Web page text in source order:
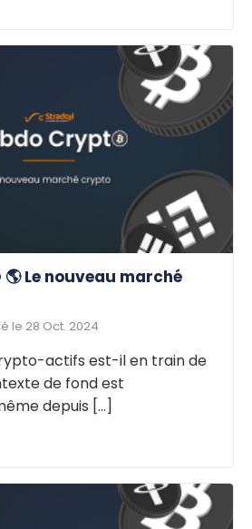
🌎 Le nouveau marché
le 28 Oct. 2024
actifs est-il en train de
de fond est
depuis [...]